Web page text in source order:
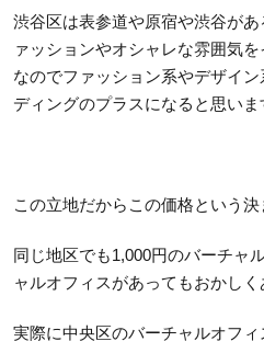
渋谷区は表参道や原宿や渋谷が
ァッションやオシャレな雰囲気を
なのでファッション系やデザイ
ディングのプラスになると思いま
この立地だからこの価格という決
同じ地区でも1,000円のバーチャ
ャルオフィスがあってもおかしく
実際に中央区のバーチャルオフィ